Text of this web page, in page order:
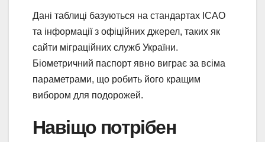
Дані таблиці базуються на стандартах ICAO
та інформації з офіційних джерел, таких як
сайти міграційних служб України.
Біометричний паспорт явно виграє за всіма
параметрами, що робить його кращим
вибором для подорожей.
Навіщо потрібен